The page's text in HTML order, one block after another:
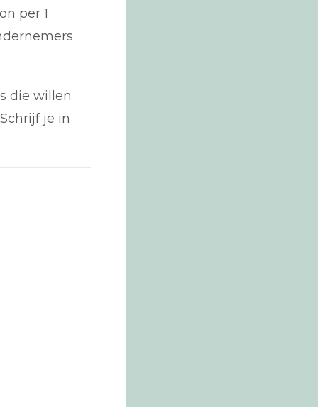
per 1
die willen
je in